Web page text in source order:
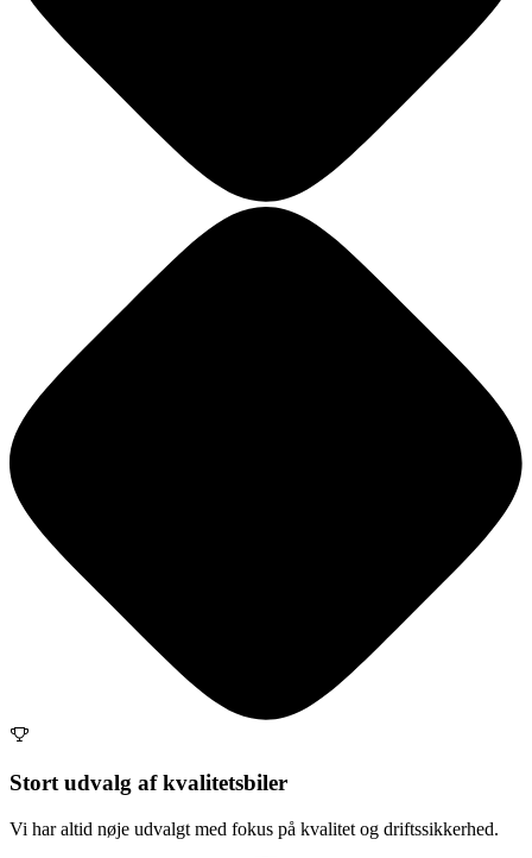
Stort udvalg af kvalitetsbiler
Vi har altid nøje udvalgt med fokus på kvalitet og driftssikkerhed.